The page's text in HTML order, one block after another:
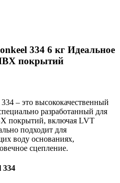
334 6 кг Идеальное
покрытий
– это высококачественный
разработанный для
покрытий, включая LVT
подходит для
воду основаниях,
сцепление.
334